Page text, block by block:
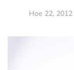
Ное 22, 2012